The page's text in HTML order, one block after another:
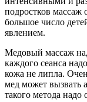
подростков массаж
большое число
явлением.
Медовый массаж
каждого сеанса
кожа не липла.
мед может вызвать
такого метода надо